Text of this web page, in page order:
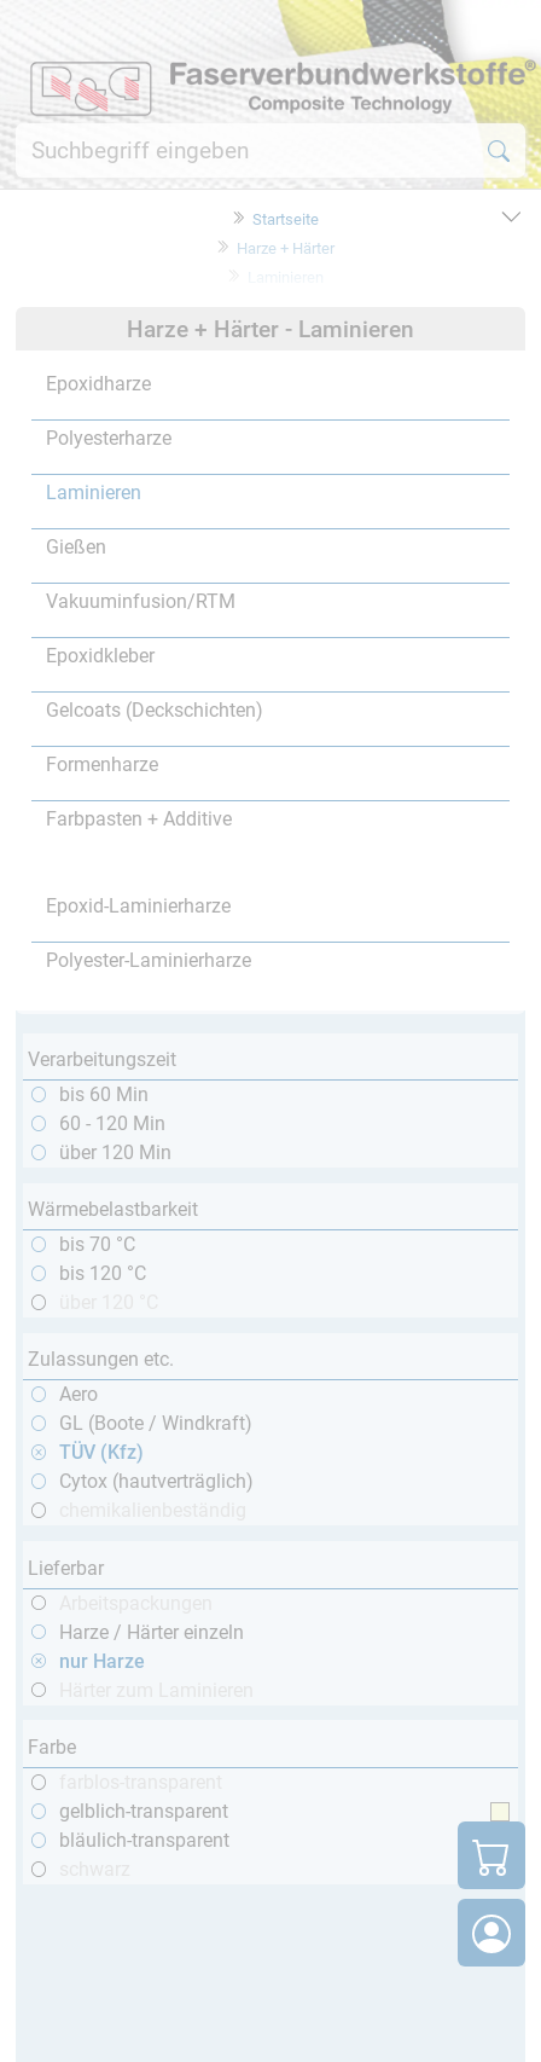
Startseite
Harze + Härter
Harze + Härter - Laminieren
Epoxidharze
Polyesterharze
Laminieren
Gießen
Vakuuminfusion/RTM
Epoxidkleber
Gelcoats (Deckschichten)
Formenharze
Farbpasten + Additive
Epoxid-Laminierharze
Polyester-Laminierharze
Verarbeitungszeit
bis 60 Min
60 - 120 Min
über 120 Min
Wärmebelastbarkeit
bis 70 °C
bis 120 °C
Zulassungen etc.
Aero
GL (Boote / Windkraft)
TÜV (Kfz)
Cytox (hautverträglich)
Lieferbar
Harze / Härter einzeln
nur Harze
Farbe
gelblich-transparent
bläulich-transparent